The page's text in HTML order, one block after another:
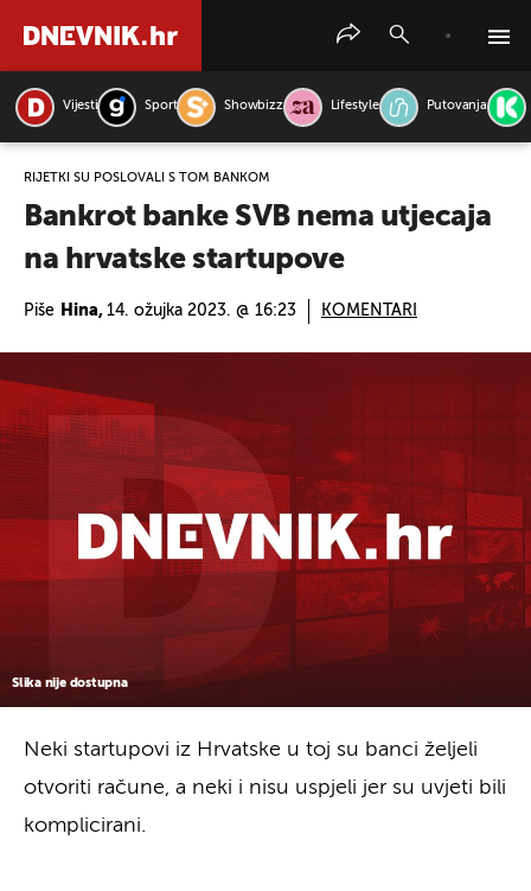
Vijesti Sport Showbizz Lifestyle Putovanja
RIJETKI SU POSLOVALI S TOM BANKOM
Bankrot banke SVB nema utjecaja
na hrvatske startupove
Piše Hina, 14. ožujka 2023. @ 16:23 KOMENTARI
Slika nije dostupna
Neki startupovi iz Hrvatske u toj su banci željeli
otvoriti račune, a neki i nisu uspjeli jer su uvjeti bili
komplicirani.
PRETRAŽITE VIJESTI